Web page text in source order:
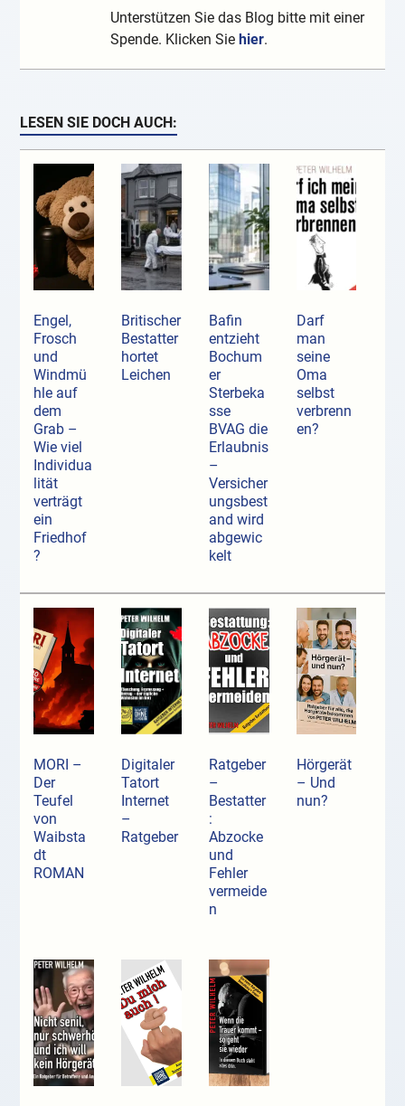
Unterstützen Sie das Blog bitte mit einer
Spende. Klicken Siehier.
LESEN SIE DOCH AUCH:
Engel,
Frosch
und
Windmü
hle auf
dem
Grab –
Wie viel
Individua
lität
verträgt
ein
Friedhof
?
Britischer
Bestatter
hortet
Leichen
Bafin
entzieht
Bochum
er
Sterbeka
sse
BVAG die
Erlaubnis
–
Versicher
ungsbest
and wird
abgewic
kelt
Darf
man
seine
Oma
selbst
verbrenn
en?
MORI –
Der
Teufel
von
Waibsta
dt
ROMAN
Digitaler
Tatort
Internet
–
Ratgeber
Ratgeber
–
Bestatter
:
Abzocke
und
Fehler
vermeide
n
Hörgerät
– Und
nun?